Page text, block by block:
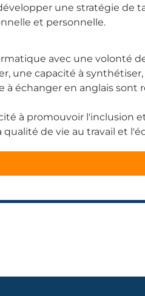
une stratégie de
et personnelle.
avec une volonté
une capacité à
échanger en anglais sont
à promouvoir l'inclusion
de vie au travail et